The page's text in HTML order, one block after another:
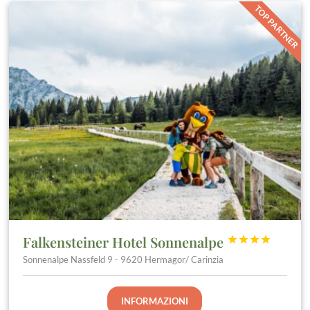
TOP PARTNER
Falkensteiner Hotel Sonnenalpe 



Sonnenalpe Nassfeld 9 - 9620 Hermagor/ Carinzia
INFORMAZIONI